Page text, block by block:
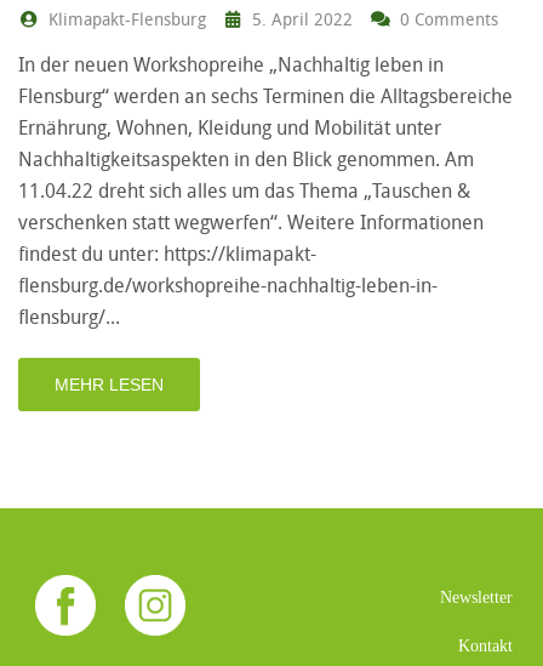
Klimapakt-Flensburg 5. April 2022 0 Comments
In der neuen Workshopreihe „Nachhaltig leben in
Flensburg“ werden an sechs Terminen die Alltagsbereiche
Ernährung, Wohnen, Kleidung und Mobilität unter
Nachhaltigkeitsaspekten in den Blick genommen. Am
11.04.22 dreht sich alles um das Thema „Tauschen &
verschenken statt wegwerfen“. Weitere Informationen
findest du unter: https://klimapakt-
flensburg.de/workshopreihe-nachhaltig-leben-in-
flensburg/
MEHR LESEN
Newsletter
Kontakt